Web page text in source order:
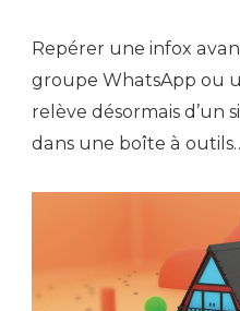
Repérer une infox
groupe WhatsApp ou
relève désormais d’un
dans une boîte à